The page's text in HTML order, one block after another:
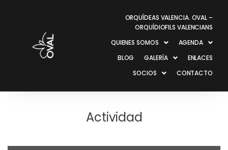
ORQUÍDEAS VALENCIA. OVAL –
ORQUÍDIOFILS VALENCIANS
QUIENES SOMOS
AGENDA
BLOG
GALERÍA
ENLACES
SOCIOS
CONTACTO
Actividad